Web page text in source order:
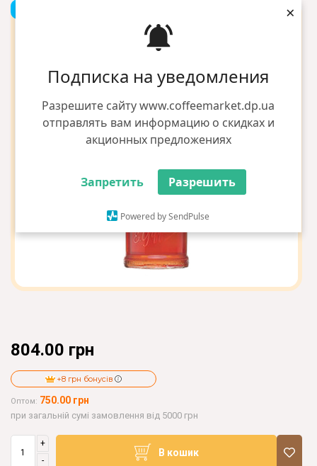
Подписка на уведомления
Разрешите сайту www.coffeemarket.dp.ua
отправлять вам информацию о скидках и
акционных предложениях
Запретить Разрешить
Powered by SendPulse
×
804.00 грн
+8 грн бонусів
Оптом: 750.00 грн
при загальній сумі замовлення від 5000 грн
+
-
В кошик